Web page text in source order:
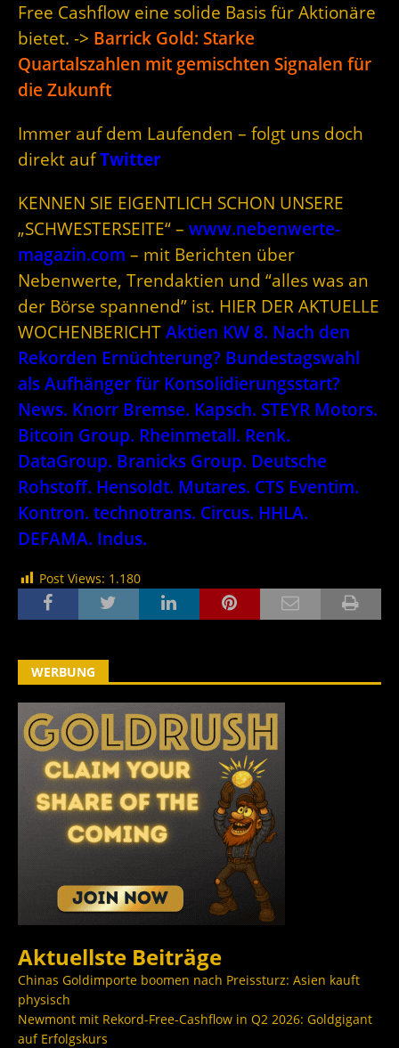
Free Cashflow eine solide Basis für Aktionäre
bietet. -> Barrick Gold: Starke
Quartalszahlen mit gemischten Signalen für
die Zukunft
Immer auf dem Laufenden – folgt uns doch
direkt aufTwitter
KENNEN SIE EIGENTLICH SCHON UNSERE
„SCHWESTERSEITE“ – www.nebenwerte-
magazin.com – mit Berichten über
Nebenwerte, Trendaktien und “alles was an
der Börse spannend” ist. HIER DER AKTUELLE
WOCHENBERICHT Aktien KW 8. Nach den
Rekorden Ernüchterung? Bundestagswahl
als Aufhänger für Konsolidierungsstart?
News. Knorr Bremse. Kapsch. STEYR Motors.
Bitcoin Group. Rheinmetall. Renk.
DataGroup. Branicks Group. Deutsche
Rohstoff. Hensoldt. Mutares. CTS Eventim.
Kontron. technotrans. Circus. HHLA.
DEFAMA. Indus.
Post Views: 1.180
WERBUNG
Aktuellste Beiträge
Chinas Goldimporte boomen nach Preissturz: Asien kauft
physisch
Newmont mit Rekord-Free-Cashflow in Q2 2026: Goldgigant
auf Erfolgskurs